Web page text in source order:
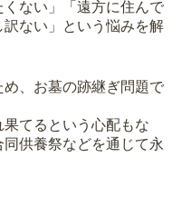
くない」「遠方に住んで
ない」という悩みを解
、お墓の跡継ぎ問題で
てるという心配もな
供養祭などを通じて永